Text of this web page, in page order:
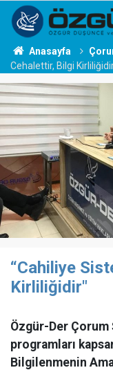
Anasayfa
Cehalettir, Bilgi
“Cahiliye
Kirliliğidir"
Özgür-Der
programları
Bilgilenmenin